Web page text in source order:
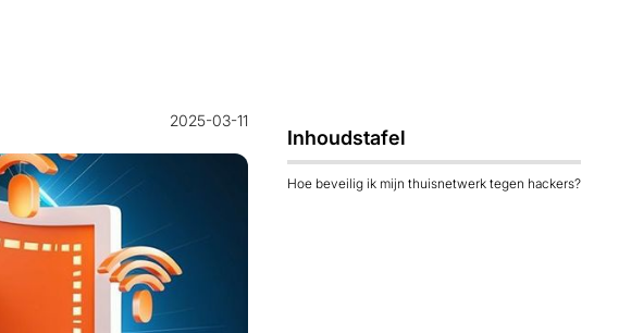
2025-03-11
Inhoudstafel
Hoe beveilig ik mijn thuisnetwerk tegen hackers?